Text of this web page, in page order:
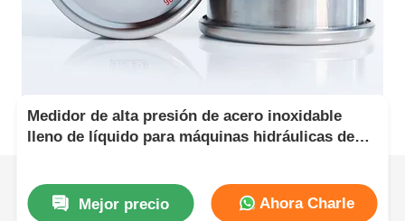
Medidor de alta presión de acero inoxidable
lleno de líquido para máquinas hidráulicas de
Mejor precio Ahora Charle